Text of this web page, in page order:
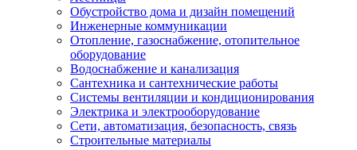
Обустройство дома и дизайн помещений
Инженерные коммуникации
Отопление, газоснабжение, отопительное
оборудование
Водоснабжение и канализация
Сантехника и сантехнические работы
Системы вентиляции и кондиционирования
Электрика и электрооборудование
Сети, автоматизация, безопасность, связь
Строительные материалы